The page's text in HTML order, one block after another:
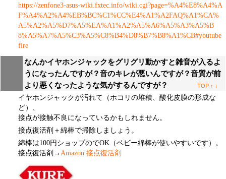
https://zenfone3-asus-wiki.fxtec.info/wiki.cgi?page=%A4%E8%A4%A
F%A4%A2%A4%EB%BC%C1%CC%E4%A1%A2FAQ%A1%CA%
A5%A2%A5%D7%A5%EA%A1%A2%A5%A6%A5%A3%A5%B
8%A5%A7%A5%C3%A5%C8%B4%D8%B7%B8%A1%CB#youtube
fire
なんかイヤホンジャックをグリグリ動かすと雑音が入るよ
うになったんですが？音のキレが悪いんですが？音質が前
より悪くなったような気がするんですが？
TOP ↑ ↓
イヤホンジャックが汚れて（ホコリの堆積、酸化皮膜の形成な
ど）、
接点が接触不良になっているかもしれません。
接点復活剤＋綿棒で掃除しましょう。
綿棒は100円ショップのでOK（ベビー綿棒が使いやすいです）。
接点復活剤→ Amazon 接点復活剤